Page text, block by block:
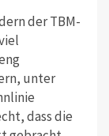
der TBM-
unter
dass die